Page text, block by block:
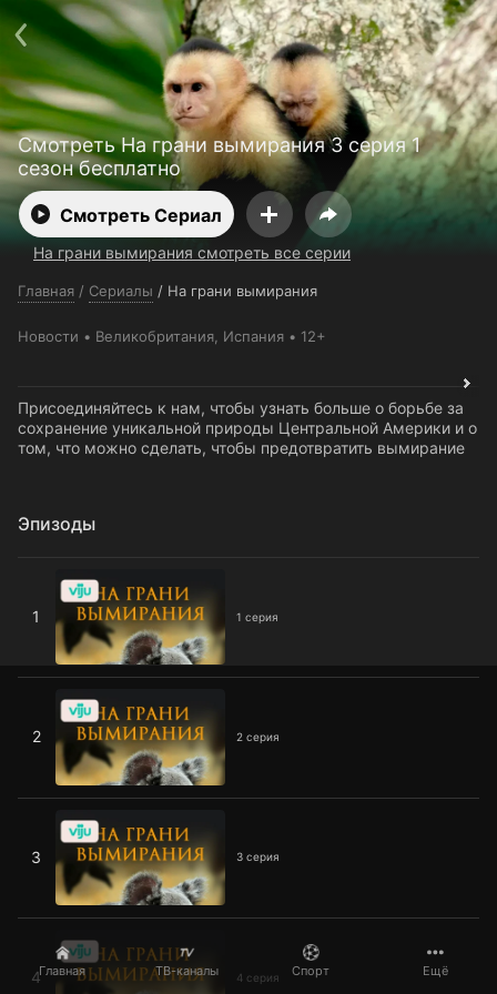
Смотреть 3650 дней бесплатно
Главная ТВ-каналы Спорт Ещё
Смотреть На грани вымирания 3 серия 1
сезон бесплатно
Смотреть Сериал
На грани вымирания смотреть все серии
Главная / Сериалы / На грани вымирания
Новости Великобритания , Испания 12+
Присоединяйтесь к нам, чтобы узнать больше о борьбе за
сохранение уникальной природы Центральной Америки и о
том, что можно сделать, чтобы предотвратить вымирание
Эпизоды
1 1 серия
2 2 серия
3 3 серия
4 4 серия
Телефон поддержки: +998 55 516 2111
Пользовательское соглашение
Политика конфиденциальности
Открыть приложение
Ввести промокод